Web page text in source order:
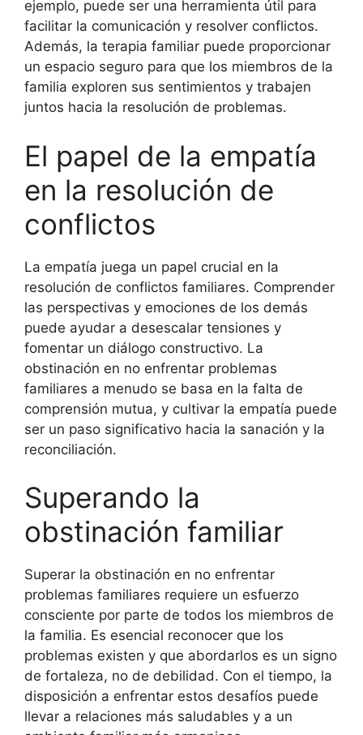
ejemplo, puede ser una herramienta útil para
facilitar la comunicación y resolver conflictos.
Además, la terapia familiar puede proporcionar
un espacio seguro para que los miembros de la
familia exploren sus sentimientos y trabajen
juntos hacia la resolución de problemas.
El papel de la empatía
en la resolución de
conflictos
La empatía juega un papel crucial en la
resolución de conflictos familiares. Comprender
las perspectivas y emociones de los demás
puede ayudar a desescalar tensiones y
fomentar un diálogo constructivo. La
obstinación en no enfrentar problemas
familiares a menudo se basa en la falta de
comprensión mutua, y cultivar la empatía puede
ser un paso significativo hacia la sanación y la
reconciliación.
Superando la
obstinación familiar
Superar la obstinación en no enfrentar
problemas familiares requiere un esfuerzo
consciente por parte de todos los miembros de
la familia. Es esencial reconocer que los
problemas existen y que abordarlos es un signo
de fortaleza, no de debilidad. Con el tiempo, la
disposición a enfrentar estos desafíos puede
llevar a relaciones más saludables y a un